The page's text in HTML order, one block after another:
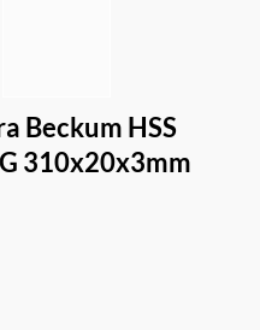
Beckum HSS
310x20x3mm